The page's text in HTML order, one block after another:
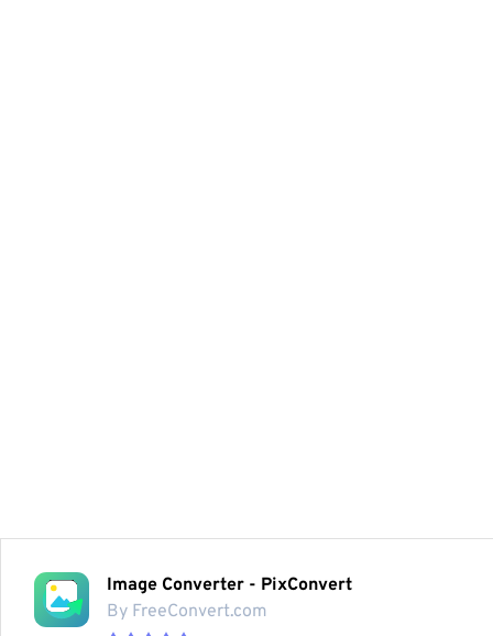
Image Converter - PixConvert
By FreeConvert.com